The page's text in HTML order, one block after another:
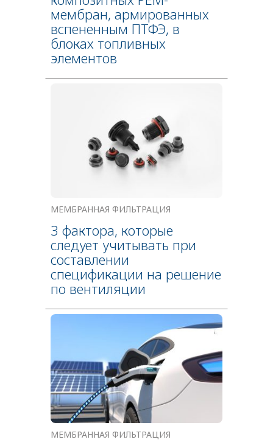
мембран, армированных
вспененным ПТФЭ, в
блоках топливных
элементов
МЕМБРАННАЯ ФИЛЬТРАЦИЯ
3 фактора, которые
следует учитывать при
составлении
спецификации на решение
по вентиляции
МЕМБРАННАЯ ФИЛЬТРАЦИЯ